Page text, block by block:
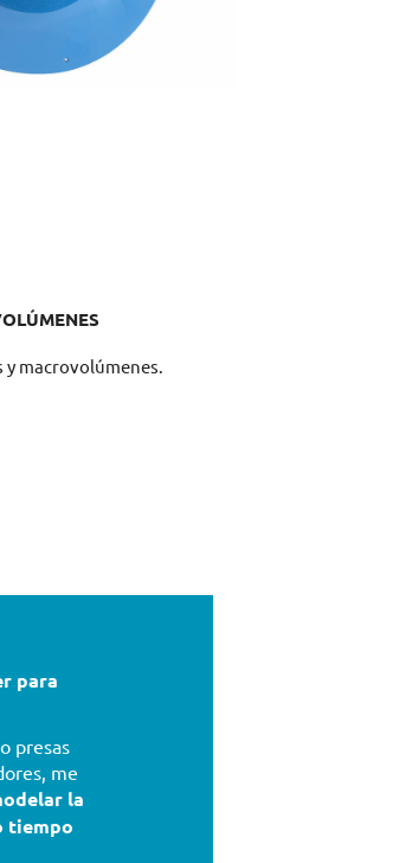
y macrovolúmenes.
para
presas
me
la
tiempo